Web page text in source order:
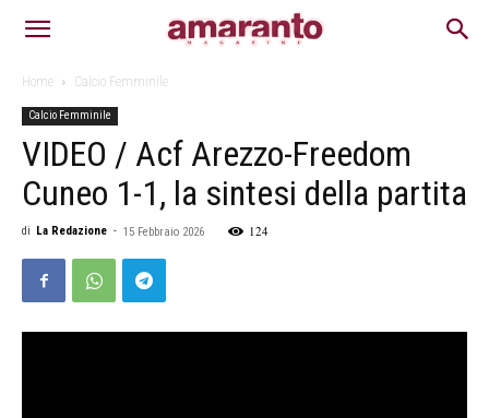
Home Calcio Femminile
Calcio Femminile
VIDEO / Acf Arezzo-Freedom
Cuneo 1-1, la sintesi della partita
di La Redazione - 15 Febbraio 2026 124